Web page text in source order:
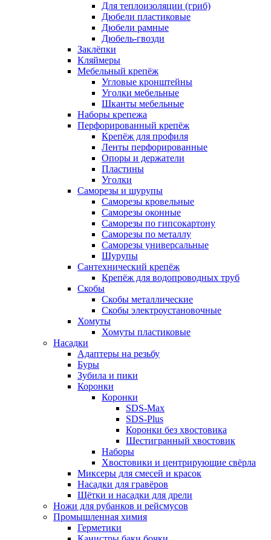
Для теплоизоляции (гриб)
Дюбели пластиковые
Дюбели рамные
Дюбель-гвозди
Заклёпки
Кляймеры
Мебельный крепёж
Угловые кронштейны
Уголки мебельные
Шканты мебельные
Наборы крепежа
Перфорированный крепёж
Крепёж для профиля
Ленты перфорированные
Опоры и держатели
Пластины
Уголки
Саморезы и шурупы
Саморезы кровельные
Саморезы оконные
Саморезы по гипсокартону
Саморезы по металлу
Саморезы универсальные
Шурупы
Сантехнический крепёж
Крепёж для водопроводных труб
Скобы
Скобы металлические
Скобы электроустановочные
Хомуты
Хомуты пластиковые
Насадки
Адаптеры на резьбу
Буры
Зубила и пики
Коронки
Коронки
SDS-Max
SDS-Plus
Коронки без хвостовика
Шестигранный хвостовик
Наборы
Хвостовики и центрирующие свёрла
Миксеры для смесей и красок
Насадки для гравёров
Щётки и насадки для дрели
Ножи для рубанков и рейсмусов
Промышленная химия
Герметики